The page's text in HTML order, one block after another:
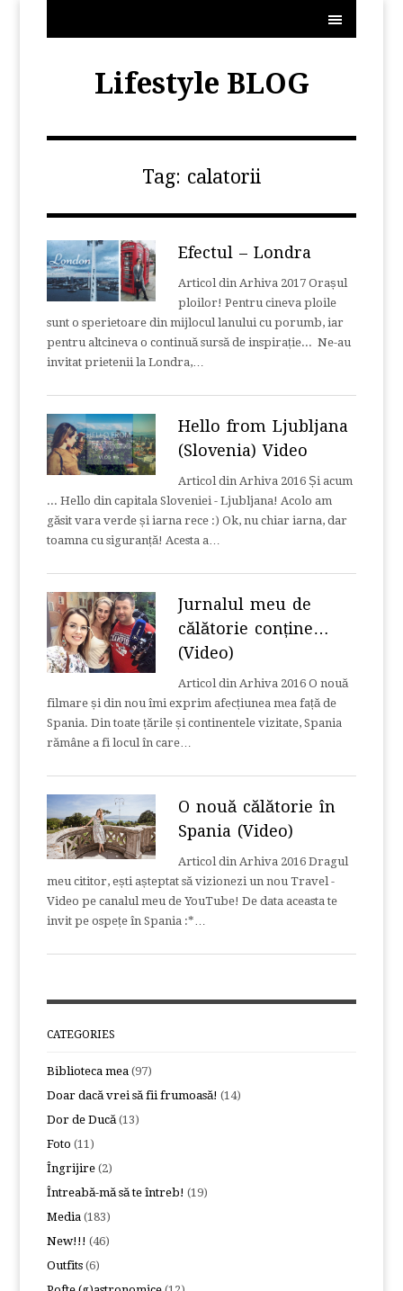
Lifestyle BLOG
Tag: calatorii
Efectul – Londra
Articol din Arhiva 2017 Orașul
ploilor! Pentru cineva ploile
sunt o sperietoare din mijlocul lanului cu porumb, iar
pentru altcineva o continuă sursă de inspirație... Ne-au
invitat prietenii la Londra,…
Hello from Ljubljana
(Slovenia) Video
Articol din Arhiva 2016 Și acum
... Hello din capitala Sloveniei - Ljubljana! Acolo am
găsit vara verde și iarna rece :) Ok, nu chiar iarna, dar
toamna cu siguranță! Acesta a…
Jurnalul meu de
călătorie conține…
(Video)
Articol din Arhiva 2016 O nouă
filmare și din nou îmi exprim afecțiunea mea față de
Spania. Din toate țările și continentele vizitate, Spania
rămâne a fi locul în care…
O nouă călătorie în
Spania (Video)
Articol din Arhiva 2016 Dragul
meu cititor, ești așteptat să vizionezi un nou Travel -
Video pe canalul meu de YouTube! De data aceasta te
invit pe ospețe în Spania :*…
CATEGORIES
Biblioteca mea (97)
Doar dacă vrei să fii frumoasă! (14)
Dor de Ducă(13)
Foto (11)
Îngrijire (2)
Întreabă-mă să te întreb! (19)
Media (183)
New!!! (46)
Outfits (6)